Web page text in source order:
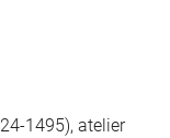
1495), atelier